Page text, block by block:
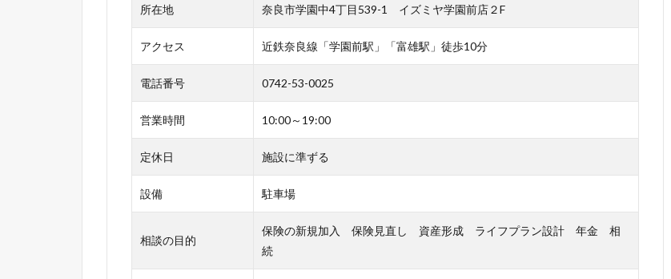
所在地 奈良市学園中4丁目539-1 イズミヤ学園前店２F
アクセス 近鉄奈良線「学園前駅」「富雄駅」徒歩10分
電話番号 0742-53-0025
営業時間 10:00～19:00
定休日 施設に準ずる
設備 駐車場
相談の目的
保険の新規加入 保険見直し 資産形成 ライフプラン設計 年金 相
続